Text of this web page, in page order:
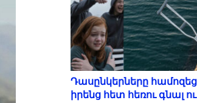
Դասընկերները
իրենց հետ հեռու գնալ